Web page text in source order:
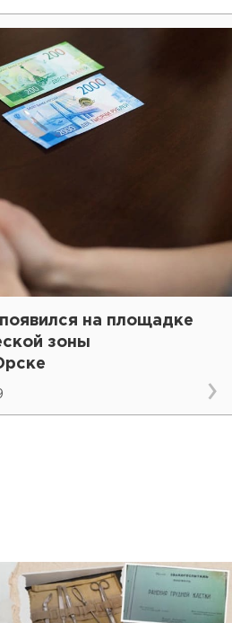
на площадке
зоны